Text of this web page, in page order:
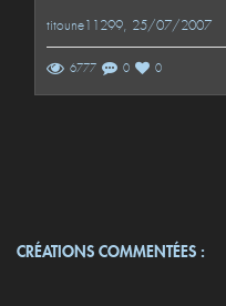
titoune11299, 25/07/2007
6777 0 0
CRÉATIONS COMMENTÉES :